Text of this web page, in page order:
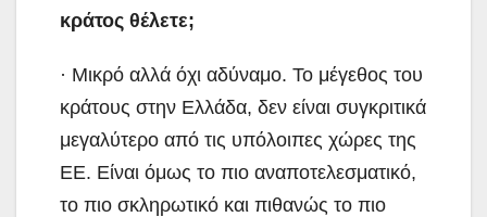
κράτος θέλετε;
· Μικρό αλλά όχι αδύναμο. Το μέγεθος του
κράτους στην Ελλάδα, δεν είναι συγκριτικά
μεγαλύτερο από τις υπόλοιπες χώρες της
ΕΕ. Είναι όμως το πιο αναποτελεσματικό,
το πιο σκληρωτικό και πιθανώς το πιο